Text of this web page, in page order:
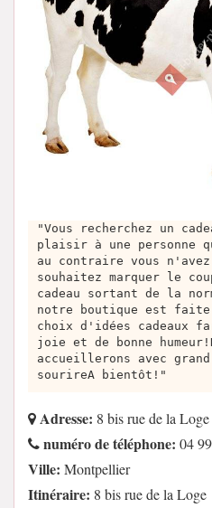
"Vous recherchez un
plaisir à une personne
au contraire vous
souhaitez marquer le
cadeau sortant de la
notre boutique est faite
choix d'idées cadeaux
joie et de bonne
accueillerons avec
sourireA bientôt!"
Adresse: 8 bis rue de la
numéro de téléphone: 04
Ville: Montpellier
Itinéraire: 8 bis rue de la Loge